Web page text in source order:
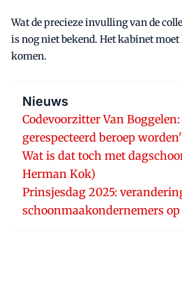
Wat de precieze invulling van de
is nog niet bekend. Het kabinet
komen.
Nieuws
Codevoorzitter Van
gerespecteerd beroep worden'
Wat is dat toch met
Herman Kok)
Prinsjesdag 2025:
schoonmaakondernemers